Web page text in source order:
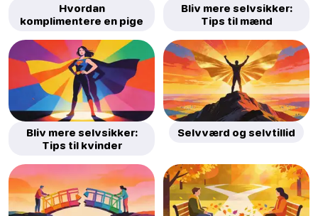
Hvordan
komplimentere en pige
Bliv mere selvsikker:
Tips til mænd
Bliv mere selvsikker:
Tips til kvinder
Selvværd og selvtillid